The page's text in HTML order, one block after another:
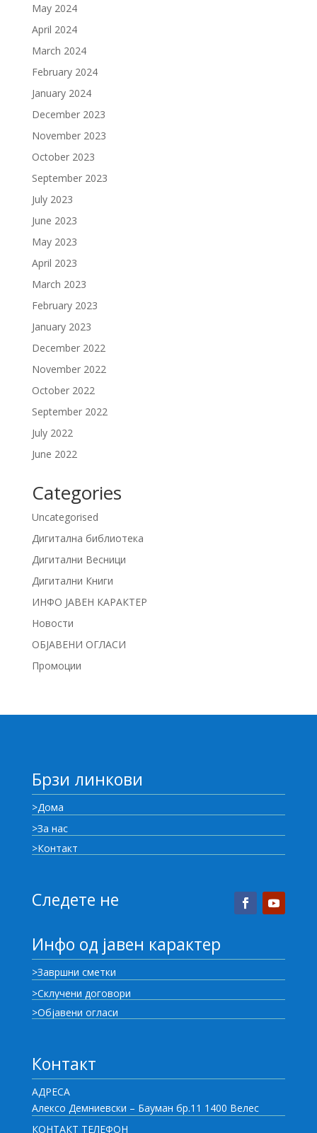
May 2024
April 2024
March 2024
February 2024
January 2024
December 2023
November 2023
October 2023
September 2023
July 2023
June 2023
May 2023
April 2023
March 2023
February 2023
January 2023
December 2022
November 2022
October 2022
September 2022
July 2022
June 2022
Categories
Uncategorised
Дигитална библиотека
Дигитални Весници
Дигитални Книги
ИНФО ЈАВЕН КАРАКТЕР
Новости
ОБЈАВЕНИ ОГЛАСИ
Промоции
Брзи линкови
>Дома
>За нас
>Контакт
Следете не
Инфо од јавен карактер
>Завршни сметки
>Склучени договори
>Објавени огласи
Контакт
АДРЕСА
Алексо Демниевски – Бауман бр.11 1400 Велес
КОНТАКТ ТЕЛЕФОН